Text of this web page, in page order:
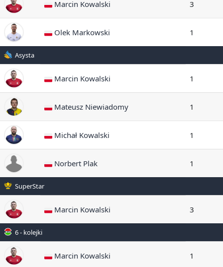
Marcin Kowalski 3
Olek Markowski 1
Asysta
Marcin Kowalski 1
Mateusz Niewiadomy 1
Michał Kowalski 1
Norbert Plak 1
SuperStar
Marcin Kowalski 3
6 - kolejki
Marcin Kowalski 1